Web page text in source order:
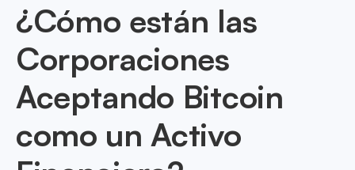
¿Cómo están las
Corporaciones
Aceptando Bitcoin
como un Activo